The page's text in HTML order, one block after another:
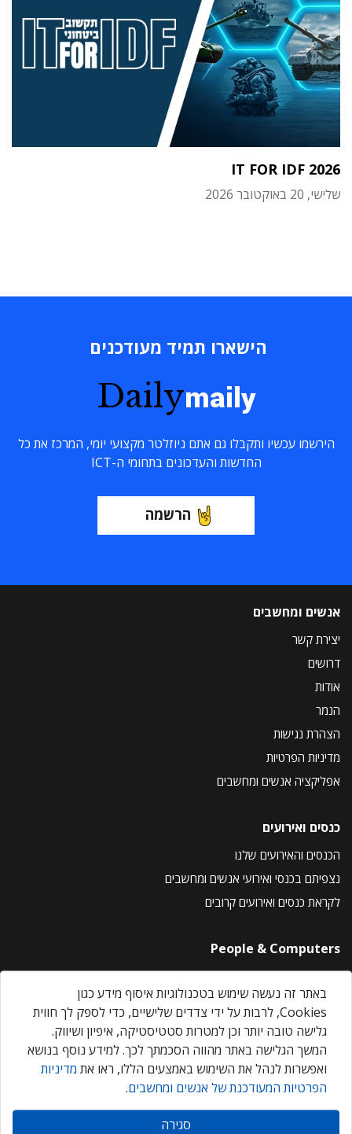
IT FOR IDF 2026
שלישי, 20 באוקטובר 2026
הישארו תמיד מעודכנים
Dailymaily
הירשמו עכשיו ותקבלו גם אתם ניוזלטר מקצועי יומי, המרכז את כל
החדשות והעדכונים בתחומי ה-ICT
הרשמה
אנשים ומחשבים
יצירת קשר
דרושים
אודות
הנמר
הצהרת נגישות
מדיניות הפרטיות
אפליקציה אנשים ומחשבים
כנסים ואירועים
הכנסים והאירועים שלנו
נצפיתם בכנסי ואירועי אנשים ומחשבים
לקראת כנסים ואירועים קרובים
People & Computers
About Us
Privacy Policy
Contact Us
Our Events
אנשים ומחשבים © 2026 – כל הזכויות שמורות
באתר זה נעשה שימוש בטכנולוגיות איסוף מידע כגון
Cookies, לרבות על ידי צדדים שלישיים, כדי לספק לך חווית
גלישה טובה יותר וכן למטרות סטטיסטיקה, איפיון ושיווק.
המשך הגלישה באתר מהווה הסכמתך לכך. למידע נוסף בנושא
ואפשרות לנהל את השימוש באמצעים הללו, ראו את מדיניות
הפרטיות המעודכנת של אנשים ומחשבים.
סגירה